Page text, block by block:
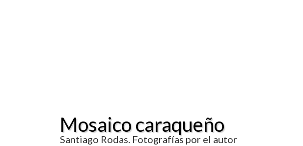
Mosaico caraqueño
Santiago Rodas. Fotografías por el autor